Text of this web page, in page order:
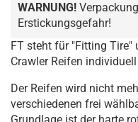
WARNUNG!
Erstickungsgefahr!
FT steht für "Fitting Tire"
Crawler Reifen
Der Reifen wird nicht
verschiedenen frei